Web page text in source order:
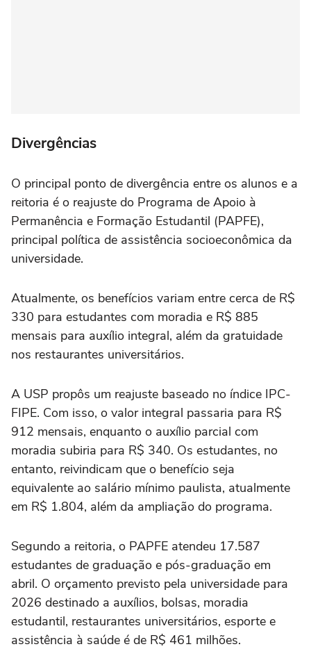
Divergências
O principal ponto de divergência entre os alunos e a
reitoria é o reajuste do Programa de Apoio à
Permanência e Formação Estudantil (PAPFE),
principal política de assistência socioeconômica da
universidade.
Atualmente, os benefícios variam entre cerca de R$
330 para estudantes com moradia e R$ 885
mensais para auxílio integral, além da gratuidade
nos restaurantes universitários.
A USP propôs um reajuste baseado no índice IPC-
FIPE. Com isso, o valor integral passaria para R$
912 mensais, enquanto o auxílio parcial com
moradia subiria para R$ 340. Os estudantes, no
entanto, reivindicam que o benefício seja
equivalente ao salário mínimo paulista, atualmente
em R$ 1.804, além da ampliação do programa.
Segundo a reitoria, o PAPFE atendeu 17.587
estudantes de graduação e pós-graduação em
abril. O orçamento previsto pela universidade para
2026 destinado a auxílios, bolsas, moradia
estudantil, restaurantes universitários, esporte e
assistência à saúde é de R$ 461 milhões.